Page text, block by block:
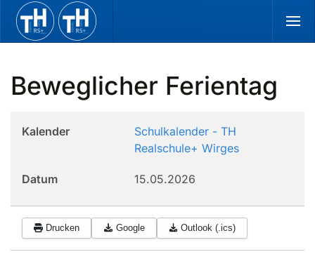
Zum Hauptinhalt springen
Beweglicher Ferientag
Kalender
Schulkalender - TH
Realschule+ Wirges
Datum 15.05.2026
Drucken Google Outlook (.ics)